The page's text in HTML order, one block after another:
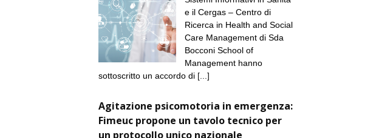
e il Cergas – Centro di
Ricerca in Health and Social
Care Management di Sda
Bocconi School of
Management hanno
sottoscritto un accordo di [...]
Agitazione psicomotoria in emergenza:
Fimeuc propone un tavolo tecnico per
un protocollo unico nazionale